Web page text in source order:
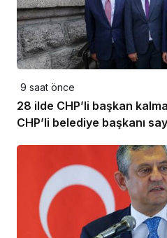
9 saat önce
28 ilde CHP’li başkan
CHP’li belediye başkanı